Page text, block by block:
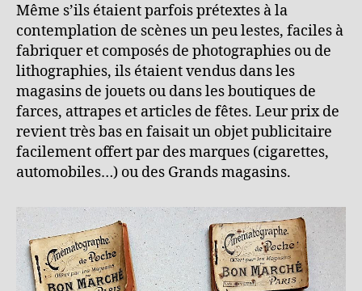
Même s’ils étaient parfois prétextes à la
contemplation de scènes un peu lestes, faciles à
fabriquer et composés de photographies ou de
lithographies, ils étaient vendus dans les
magasins de jouets ou dans les boutiques de
farces, attrapes et articles de fêtes. Leur prix de
revient très bas en faisait un objet publicitaire
facilement offert par des marques (cigarettes,
automobiles…) ou des Grands magasins.